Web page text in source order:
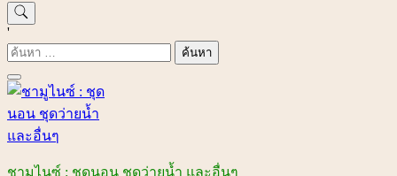
'
ค้นหา
สำหรับ:
ชามูไนซ์ : ชุดนอน ชุดว่ายน้ำ และอื่นๆ